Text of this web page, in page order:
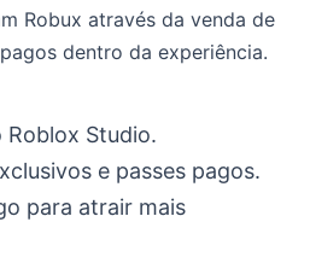
Robux através da venda de
dentro da experiência.
Roblox Studio.
e passes pagos.
para atrair mais